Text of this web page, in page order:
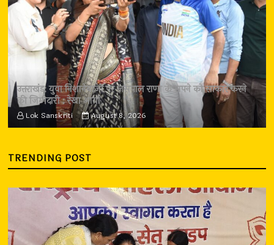
उत्तराखंड: युवा निशानेबाजों पर जसपाल राणा के सपने को साकार करने
की जिम्मेदारी : रेखा आर्या
Lok Sanskriti August 8, 2026
TRENDING POST